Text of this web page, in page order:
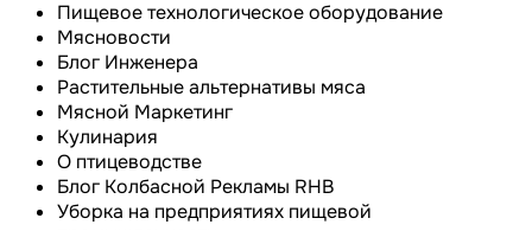
Пищевое технологическое оборудование
Мясновости
Блог Инженера
Растительные альтернативы мяса
Мясной Маркетинг
Кулинария
О птицеводстве
Блог Колбасной Рекламы RHB
Уборка на предприятиях пищевой